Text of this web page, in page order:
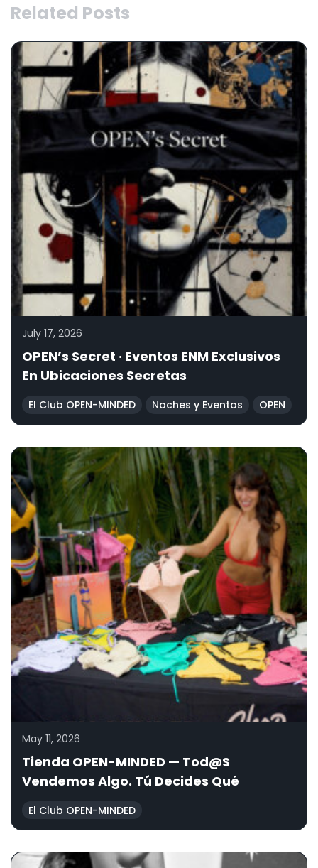
Related Posts
July 17, 2026
OPEN’s Secret · Eventos ENM Exclusivos
En Ubicaciones Secretas
El Club OPEN-MINDED Noches y Eventos OPEN
May 11, 2026
Tienda OPEN-MINDED — Tod@s
Vendemos Algo. Tú Decides Qué
El Club OPEN-MINDED